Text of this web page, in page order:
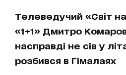
Телеведучий «Світ
«1+1» Дмитро
насправді не сів у
розбився в Гімалаях